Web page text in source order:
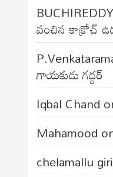
వంచిన కాక్రోచ్
గాయకుడు గద్దర్
Iqbal Chand
Mahamood
chelamallu